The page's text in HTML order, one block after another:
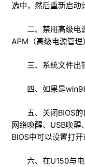
选中，然后重新启动
二、禁用高级电源
APM（高级电源管理
三、系统文件出错
四、如果是win98
五、关闭BIOS的
网络唤醒、USB唤醒
BIOS中可以设置打开
六、在U150与电